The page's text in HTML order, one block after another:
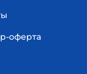
оферта